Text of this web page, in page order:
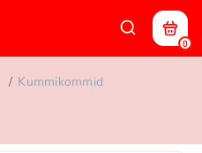
0
Kummikommid